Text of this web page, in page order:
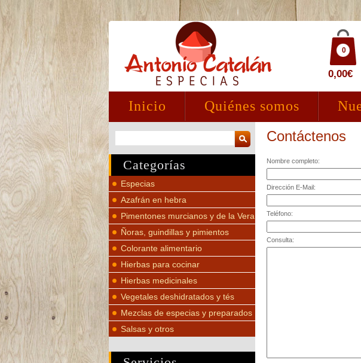
0,00€
0
Inicio Quiénes somos
Categorías
Especias
Azafrán en hebra
Pimentones murcianos y de la Vera
Ñoras, guindillas y pimientos
Colorante alimentario
Hierbas para cocinar
Hierbas medicinales
Vegetales deshidratados y tés
Mezclas de especias y preparados
Salsas y otros
Contáctenos
Nombre completo:
Dirección E-Mail:
Teléfono:
Consulta: